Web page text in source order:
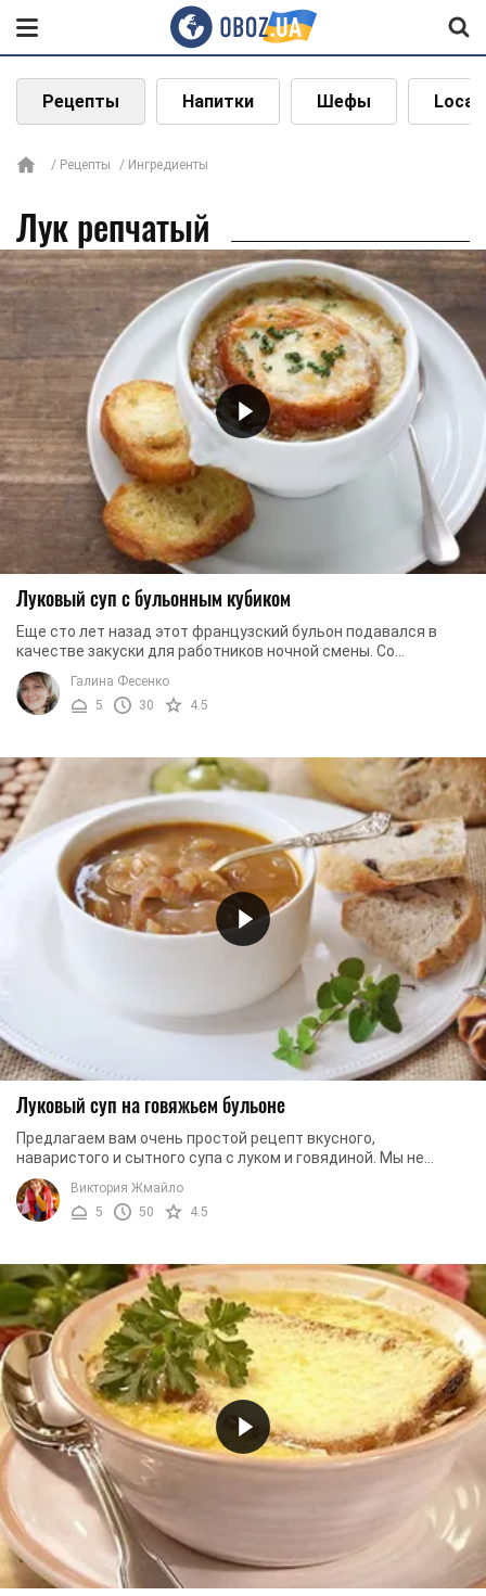
Рецепты Напитки Шефы Local
Рецепты Ингредиенты
Лук репчатый
Луковый суп с бульонным кубиком
Еще сто лет назад этот французский бульон подавался в
качестве закуски для работников ночной смены. Со
временем традиция забылась, а рецепт ...
Галина Фесенко
5
30 4.5
Луковый суп на говяжьем бульоне
Предлагаем вам очень простой рецепт вкусного,
наваристого и сытного супа с луком и говядиной. Мы не
будем отходить от классического варианта ...
Виктория Жмайло
5
50 4.5